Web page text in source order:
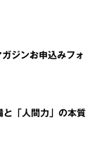
ジンお申込みフォ
「人間力」の本質